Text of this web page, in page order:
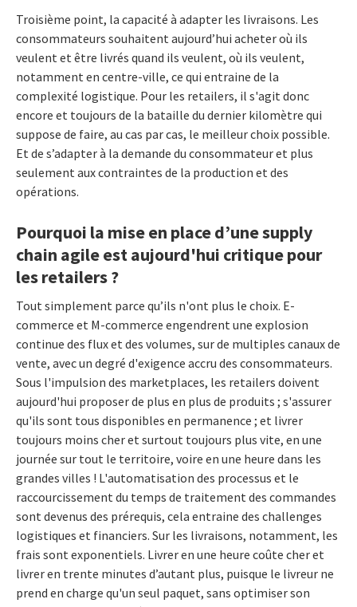
Troisième point, la capacité à adapter les livraisons. Les
consommateurs souhaitent aujourd’hui acheter où ils
veulent et être livrés quand ils veulent, où ils veulent,
notamment en centre-ville, ce qui entraine de la
complexité logistique. Pour les retailers, il s'agit donc
encore et toujours de la bataille du dernier kilomètre qui
suppose de faire, au cas par cas, le meilleur choix possible.
Et de s’adapter à la demande du consommateur et plus
seulement aux contraintes de la production et des
opérations.
Pourquoi la mise en place d’une supply
chain agile est aujourd'hui critique pour
les retailers ?
Tout simplement parce qu’ils n'ont plus le choix. E-
commerce et M-commerce engendrent une explosion
continue des flux et des volumes, sur de multiples canaux de
vente, avec un degré d'exigence accru des consommateurs.
Sous l'impulsion des marketplaces, les retailers doivent
aujourd'hui proposer de plus en plus de produits ; s'assurer
qu'ils sont tous disponibles en permanence ; et livrer
toujours moins cher et surtout toujours plus vite, en une
journée sur tout le territoire, voire en une heure dans les
grandes villes ! L'automatisation des processus et le
raccourcissement du temps de traitement des commandes
sont devenus des prérequis, cela entraine des challenges
logistiques et financiers. Sur les livraisons, notamment, les
frais sont exponentiels. Livrer en une heure coûte cher et
livrer en trente minutes d’autant plus, puisque le livreur ne
prend en charge qu'un seul paquet, sans optimiser son